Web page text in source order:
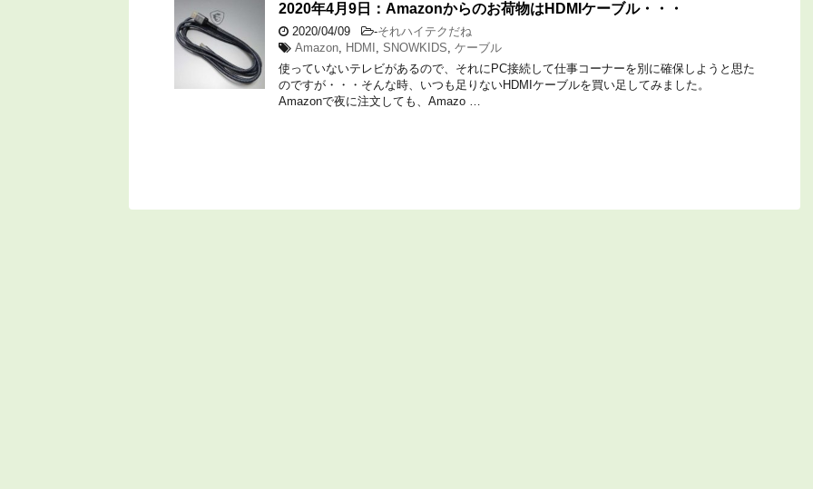
2020年4月9日：Amazonからのお荷物はHDMIケーブル・・・
2020/04/09 -それハイテクだね
Amazon, HDMI , SNOWKIDS, ケーブル
使っていないテレビがあるので、それにPC接続して仕事コーナーを別に確保しようと思た
のですが・・・そんな時、いつも足りないHDMIケーブルを買い足してみました。
Amazonで夜に注文しても、Amazo …